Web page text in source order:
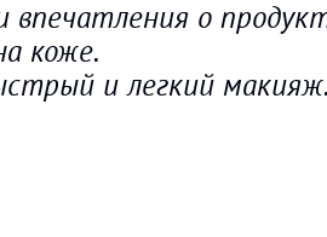
впечатления о
коже.
и легкий